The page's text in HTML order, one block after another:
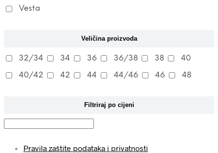
Vesta
Veličina proizvoda
32/34 34 36 36/38 38 40
40/42 42 44 44/46 46 48
Filtriraj po cijeni
Pravila zaštite podataka i privatnosti